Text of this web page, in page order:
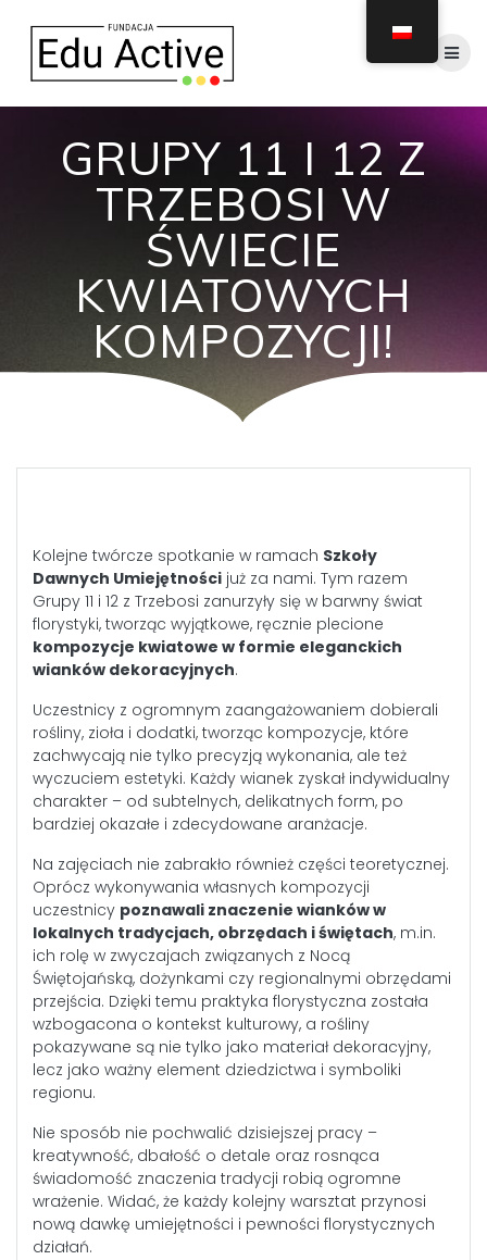
GRUPY 11 I 12 Z
TRZEBOSI W
ŚWIECIE
KWIATOWYCH
KOMPOZYCJI!
Kolejne twórcze spotkanie w ramach Szkoły
Dawnych Umiejętności już za nami. Tym razem
Grupy 11 i 12 z Trzebosi zanurzyły się w barwny świat
florystyki, tworząc wyjątkowe, ręcznie plecione
kompozycje kwiatowe w formie eleganckich
wianków dekoracyjnych.
Uczestnicy z ogromnym zaangażowaniem dobierali
rośliny, zioła i dodatki, tworząc kompozycje, które
zachwycają nie tylko precyzją wykonania, ale też
wyczuciem estetyki. Każdy wianek zyskał indywidualny
charakter – od subtelnych, delikatnych form, po
bardziej okazałe i zdecydowane aranżacje.
Na zajęciach nie zabrakło również części teoretycznej.
Oprócz wykonywania własnych kompozycji
uczestnicy poznawali znaczenie wianków w
lokalnych tradycjach, obrzędach i świętach, m.in.
ich rolę w zwyczajach związanych z Nocą
Świętojańską, dożynkami czy regionalnymi obrzędami
przejścia. Dzięki temu praktyka florystyczna została
wzbogacona o kontekst kulturowy, a rośliny
pokazywane są nie tylko jako materiał dekoracyjny,
lecz jako ważny element dziedzictwa i symboliki
regionu.
Nie sposób nie pochwalić dzisiejszej pracy –
kreatywność, dbałość o detale oraz rosnąca
świadomość znaczenia tradycji robią ogromne
wrażenie. Widać, że każdy kolejny warsztat przynosi
nową dawkę umiejętności i pewności florystycznych
działań.